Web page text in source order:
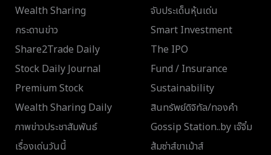
Wealth Sharing
กระดานข่าว
Share2Trade Daily
Stock Daily Journal
Premium Stock
Wealth Sharing Daily
ภาพข่าวประชาสัมพันธ์
เรื่องเด่นวันนี้
จับประเด็นหุ้นเด่น
Smart Investment
The IPO
Fund / Insurance
Sustainability
สินทรัพย์ดิจิทัล/ทองคำ
Gossip Station..by เจ๊จิ๋ม
ส้มซ่าส์ขาเม้าส์